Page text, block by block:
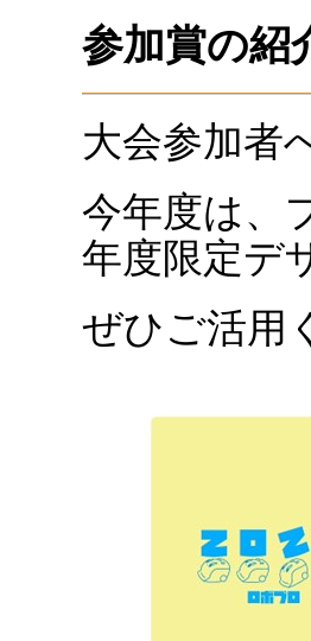
参加賞の
大会参加者
今年度は、
年度限定デ
ぜひご活用